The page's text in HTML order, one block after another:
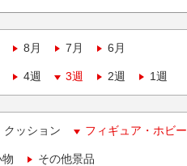
8月 7月 6月
4週 3週 2週 1週
クッション フィギュア・ホビー
その他景品